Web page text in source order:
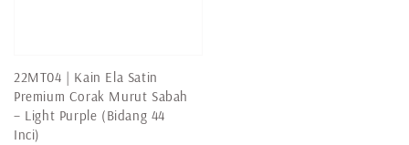
22MT04 | Kain Ela Satin
Premium Corak Murut Sabah
– Light Purple (Bidang 44
Inci)